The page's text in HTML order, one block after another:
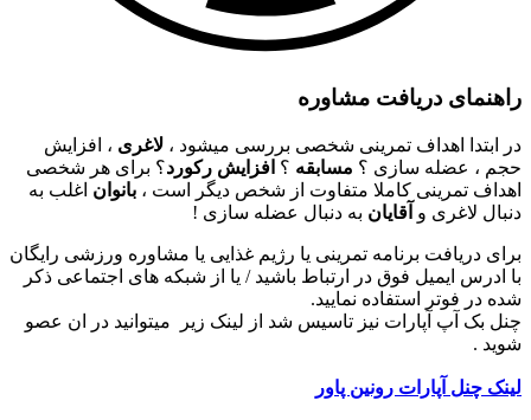
راهنمای دریافت مشاوره
در ابتدا اهداف تمرینی شخصی بررسی میشود ، لاغری ، افزایش
حجم ، عضله سازی ؟ مسابقه ؟ افزایش رکورد؟ برای هر شخصی
اهداف تمرینی کاملا متفاوت از شخص دیگر است ، بانوان اغلب به
دنبال لاغری و آقایان به دنبال عضله سازی !
برای دریافت برنامه تمرینی یا رژیم غذایی یا مشاوره ورزشی رایگان
با ادرس ایمیل فوق در ارتباط باشید / یا از شبکه های اجتماعی ذکر
شده در فوتر استفاده نمایید.
چنل بک آپ آپارات نیز تاسیس شد از لینک زیر میتوانید در ان عصو
شوید .
لینک چنل آپارات رونین پاور